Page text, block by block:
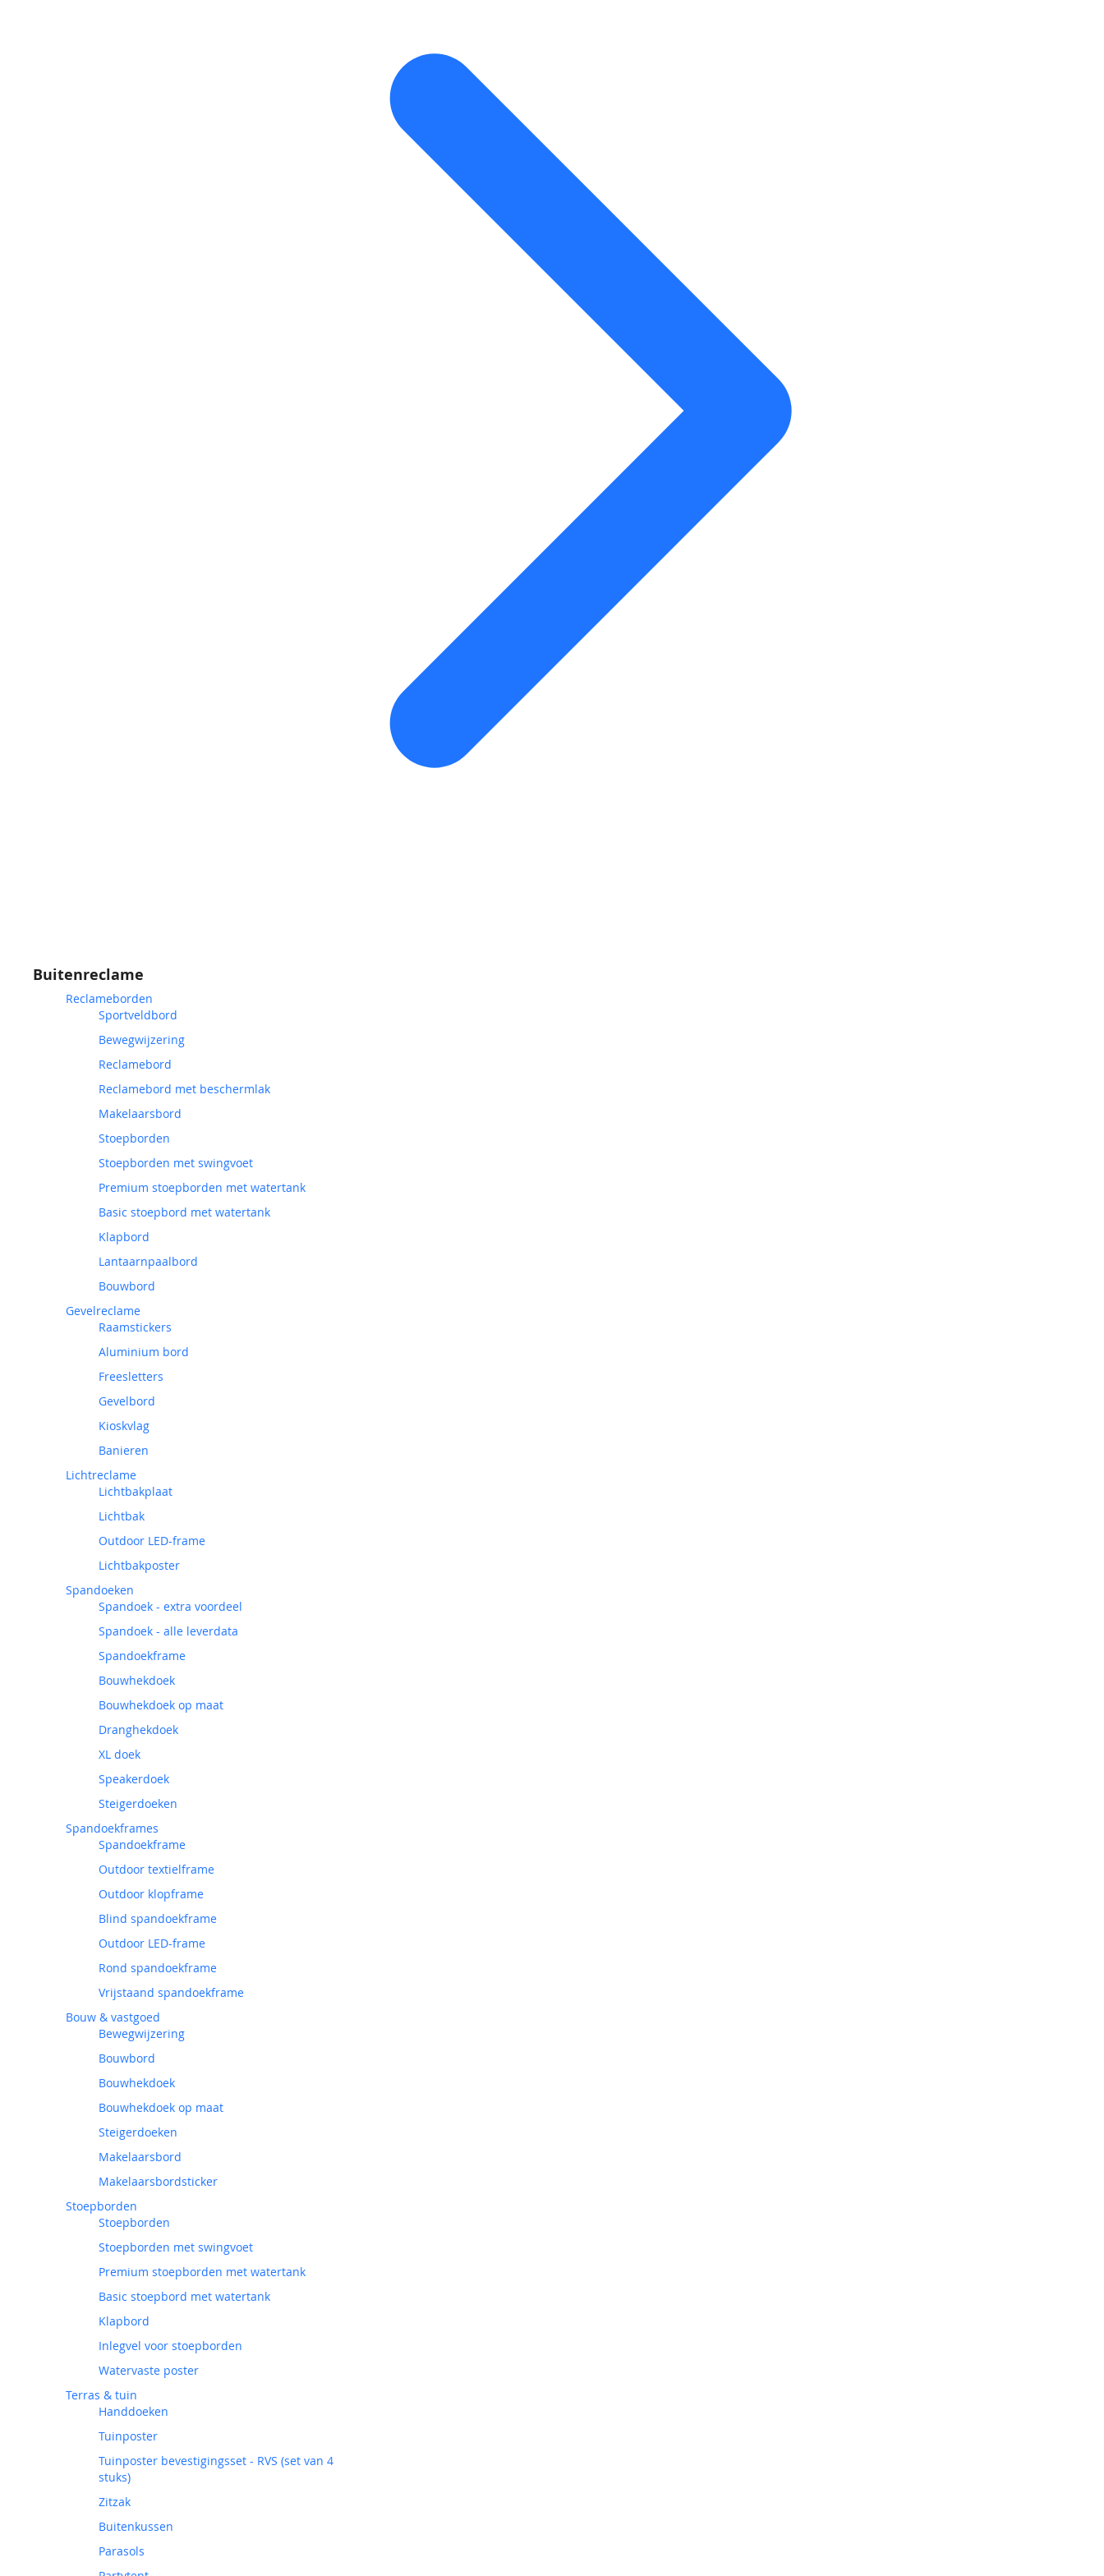
Buitenreclame
Reclameborden
Sportveldbord
Bewegwijzering
Reclamebord
Reclamebord met beschermlak
Makelaarsbord
Stoepborden
Stoepborden met swingvoet
Premium stoepborden met watertank
Basic stoepbord met watertank
Klapbord
Lantaarnpaalbord
Bouwbord
Gevelreclame
Raamstickers
Aluminium bord
Freesletters
Gevelbord
Kioskvlag
Banieren
Lichtreclame
Lichtbakplaat
Lichtbak
Outdoor LED-frame
Lichtbakposter
Spandoeken
Spandoek - extra voordeel
Spandoek - alle leverdata
Spandoekframe
Bouwhekdoek
Bouwhekdoek op maat
Dranghekdoek
XL doek
Speakerdoek
Steigerdoeken
Spandoekframes
Spandoekframe
Outdoor textielframe
Outdoor klopframe
Blind spandoekframe
Outdoor LED-frame
Rond spandoekframe
Vrijstaand spandoekframe
Bouw & vastgoed
Bewegwijzering
Bouwbord
Bouwhekdoek
Bouwhekdoek op maat
Steigerdoeken
Makelaarsbord
Makelaarsbordsticker
Stoepborden
Stoepborden
Stoepborden met swingvoet
Premium stoepborden met watertank
Basic stoepbord met watertank
Klapbord
Inlegvel voor stoepborden
Watervaste poster
Terras & tuin
Handdoeken
Tuinposter
Tuinposter bevestigingsset - RVS (set van 4
stuks)
Zitzak
Buitenkussen
Parasols